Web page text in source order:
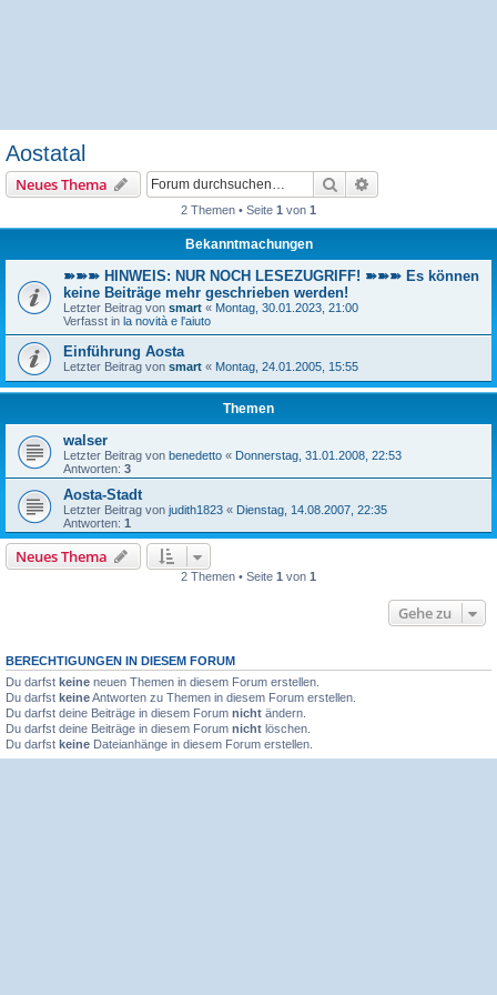
Aostatal
Neues Thema Suche
2 Themen • Seite 1 von 1
Bekanntmachungen
➽➽➽ HINWEIS: NUR NOCH LESEZUGRIFF! ➽➽➽ Es können
keine Beiträge mehr geschrieben werden!
Letzter Beitrag von smart « Montag, 30.01.2023, 21:00
Verfasst in la novità e l'aiuto
Einführung Aosta
Letzter Beitrag von smart « Montag, 24.01.2005, 15:55
Themen
walser
Letzter Beitrag von benedetto « Donnerstag, 31.01.2008, 22:53
Antworten: 3
Aosta-Stadt
Letzter Beitrag von judith1823 « Dienstag, 14.08.2007, 22:35
Antworten: 1
Neues Thema
2 Themen • Seite 1 von 1
Gehe zu
BERECHTIGUNGEN IN DIESEM FORUM
Du darfst keine neuen Themen in diesem Forum erstellen.
Du darfst keineAntworten zu Themen in diesem Forum erstellen.
Du darfst deine Beiträge in diesem Forum nicht ändern.
Du darfst deine Beiträge in diesem Forum nicht löschen.
Du darfst keine Dateianhänge in diesem Forum erstellen.